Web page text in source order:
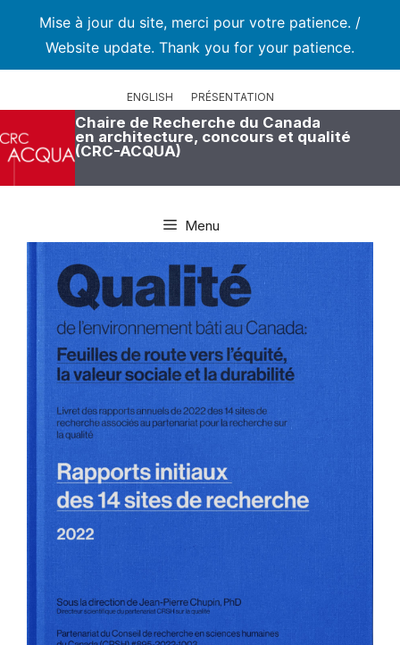
Mise à jour du site, merci pour votre patience. /
Website update. Thank you for your patience.
ENGLISH PRÉSENTATION
Chaire de Recherche du Canada
en architecture, concours et qualité
(CRC-ACQUA)
Menu